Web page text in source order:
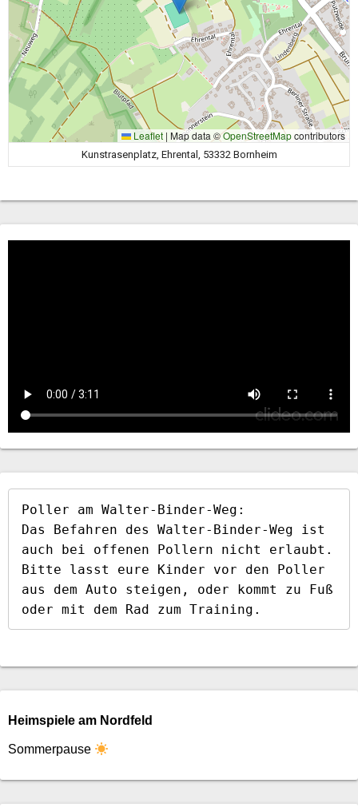
Leaflet | Map data ©OpenStreetMapcontributors
Kunstrasenplatz, Ehrental, 53332 Bornheim
Poller am Walter-Binder-Weg:
Das Befahren des Walter-Binder-Weg ist
auch bei offenen Pollern nicht erlaubt.
Bitte lasst eure Kinder vor den Poller
aus dem Auto steigen, oder kommt zu Fuß
oder mit dem Rad zum Training.
Heimspiele am Nordfeld
Sommerpause